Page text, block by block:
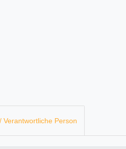
Verantwortliche Person